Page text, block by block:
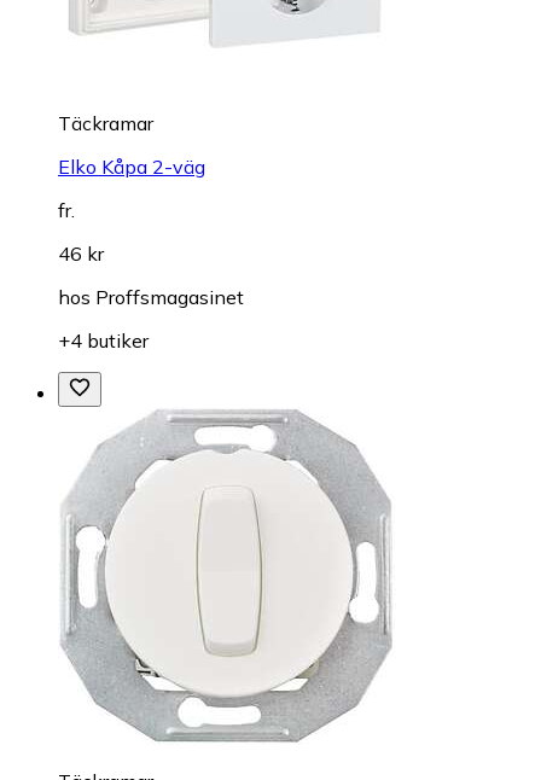
Täckramar
Elko Kåpa 2-väg
fr.
46 kr
hos Proffsmagasinet
+4 butiker